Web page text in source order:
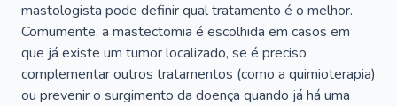
mastologista pode definir qual tratamento é o melhor.
Comumente, a mastectomia é escolhida em casos em
que já existe um tumor localizado, se é preciso
complementar outros tratamentos (como a quimioterapia)
ou prevenir o surgimento da doença quando já há uma